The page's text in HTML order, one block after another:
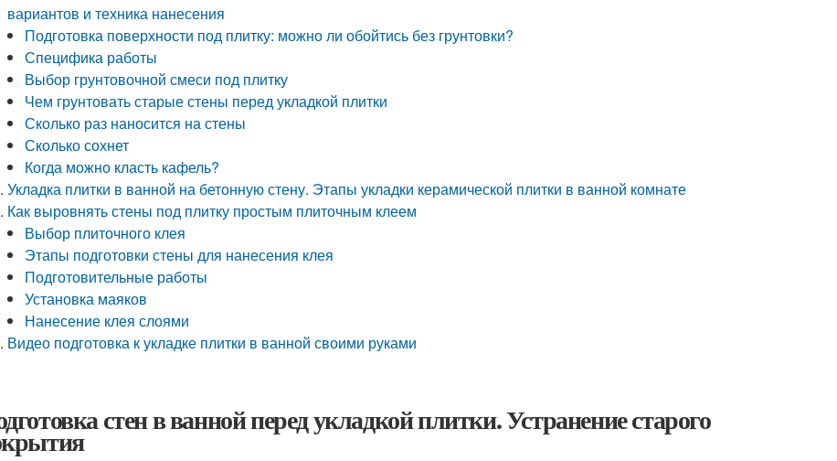
вариантов и техника нанесения
Подготовка поверхности под плитку: можно ли обойтись без грунтовки?
Специфика работы
Выбор грунтовочной смеси под плитку
Чем грунтовать старые стены перед укладкой плитки
Сколько раз наносится на стены
Сколько сохнет
Когда можно класть кафель?
Укладка плитки в ванной на бетонную стену. Этапы укладки керамической плитки в ванной комнате
Как выровнять стены под плитку простым плиточным клеем
Выбор плиточного клея
Этапы подготовки стены для нанесения клея
Подготовительные работы
Установка маяков
Нанесение клея слоями
Видео подготовка к укладке плитки в ванной своими руками
стен в ванной перед укладкой плитки. Устранение старого